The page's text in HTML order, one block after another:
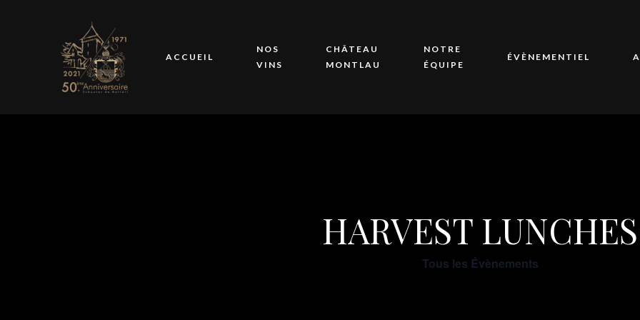
ACCUEIL
NOS
VINS
CHÂTEAU
MONTLAU
NOTRE
ÉQUIPE
ÉVÈNEMENTIEL
HARVEST LUNCHES
Tous les Évènements